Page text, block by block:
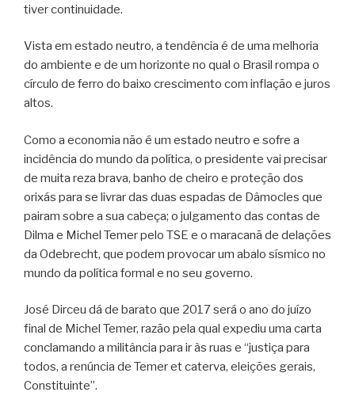
tiver continuidade.
Vista em estado neutro, a tendência é de uma melhoria
do ambiente e de um horizonte no qual o Brasil rompa o
círculo de ferro do baixo crescimento com inflação e juros
altos.
Como a economia não é um estado neutro e sofre a
incidência do mundo da política, o presidente vai precisar
de muita reza brava, banho de cheiro e proteção dos
orixás para se livrar das duas espadas de Dâmocles que
pairam sobre a sua cabeça; o julgamento das contas de
Dilma e Michel Temer pelo TSE e o maracanã de delações
da Odebrecht, que podem provocar um abalo sísmico no
mundo da política formal e no seu governo.
José Dirceu dá de barato que 2017 será o ano do juízo
final de Michel Temer, razão pela qual expediu uma carta
conclamando a militância para ir às ruas e “justiça para
todos, a renúncia de Temer et caterva, eleições gerais,
Constituinte”.